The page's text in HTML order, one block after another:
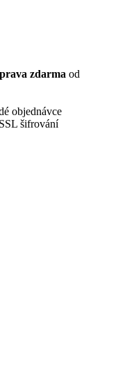
zdarma od
objednávce
šifrování